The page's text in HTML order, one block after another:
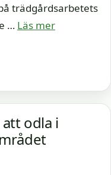
trädgårdsarbetets
… Läs mer
odla i